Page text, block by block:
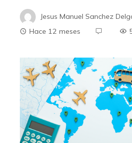
Jesus Manuel Sanchez
Hace 12 meses